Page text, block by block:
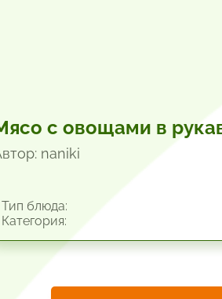
с овощами в
naniki
блюда: